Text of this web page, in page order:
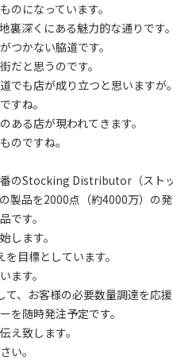
のになっています。
裏深くにある魅力的な通りです。
つかない脇道です。
だと思うのです。
でも店が成り立つと思いますが。
すね。
ある店が現われてきます。
のですね。
のStocking Distributor（スト
製品を2000点（約4000万）の発
です。
します。
目標としています。
ます。
、お客様の必要数量調達を応援
を随時発注予定です。
え致します。
い。